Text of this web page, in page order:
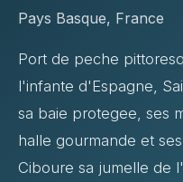
Pays Basque, France
Port de peche
l'infante d'Espagne,
sa baie protegee, ses
halle gourmande et
Ciboure sa jumelle de